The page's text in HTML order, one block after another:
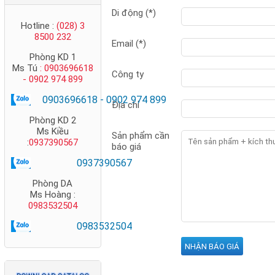
Di động (*)
Email (*)
Công ty
Địa chỉ
Sản phẩm cần
báo giá
Hotline : (028) 3
8500 232
Phòng KD 1
Ms Tú : 0903696618
- 0902 974 899
0903696618 - 0902 974 899
Phòng KD 2
Ms Kiều
:0937390567
0937390567
Phòng DA
Ms Hoàng :
0983532504
0983532504
Thang cáp Nano
Phước Thành